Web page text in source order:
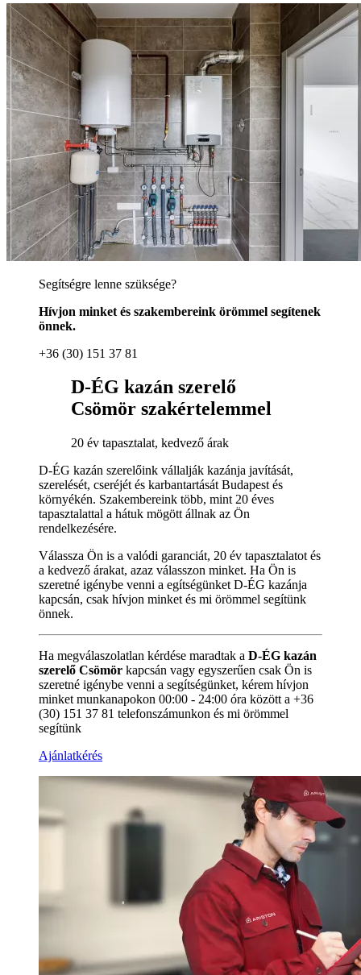
Segítségre lenne szüksége?
Hívjon minket és szakembereink örömmel segítenek
önnek.
+36 (30) 151 37 81
D-ÉG kazán szerelő
Csömör szakértelemmel
20 év tapasztalat, kedvező árak
D-ÉG kazán szerelőink vállalják kazánja javítását,
szerelését, cseréjét és karbantartását Budapest és
környékén. Szakembereink több, mint 20 éves
tapasztalattal a hátuk mögött állnak az Ön
rendelkezésére.
Válassza Ön is a valódi garanciát, 20 év tapasztalatot és
a kedvező árakat, azaz válasszon minket. Ha Ön is
szeretné igénybe venni a egítségünket D-ÉG kazánja
kapcsán, csak hívjon minket és mi örömmel segítünk
önnek.
Ha megválaszolatlan kérdése maradtak a D-ÉG kazán
szerelő Csömör kapcsán vagy egyszerűen csak Ön is
szeretné igénybe venni a segítségünket, kérem hívjon
minket munkanapokon 00:00 - 24:00 óra között a +36
(30) 151 37 81 telefonszámunkon és mi örömmel
segítünk
Ajánlatkérés